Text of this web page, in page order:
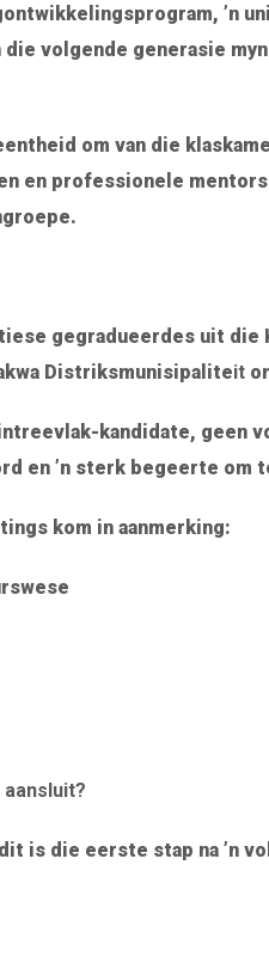
’n
die volgende generasie
om van die
en professionele
gegradueerdes uit die
Distriksmunisipaliteit
kandidate, geen
en ’n sterk begeerte om
kom in aanmerking:
is die eerste stap na ’n